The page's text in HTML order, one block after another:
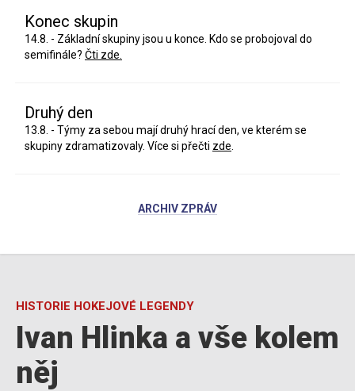
Konec skupin
14.8. - Základní skupiny jsou u konce. Kdo se probojoval do
semifinále? Čti zde.
Druhý den
13.8. - Týmy za sebou mají druhý hrací den, ve kterém se
skupiny zdramatizovaly. Více si přečti zde
ARCHIV ZPRÁV
HISTORIE HOKEJOVÉ LEGENDY
Ivan Hlinka a vše kolem
něj